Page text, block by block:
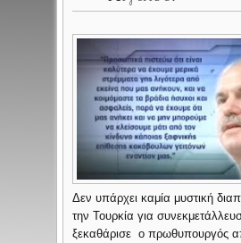
Δεν υπάρχει καμία μυστική
την Τουρκία για
ξεκαθάρισε ο πρωθυπουργός